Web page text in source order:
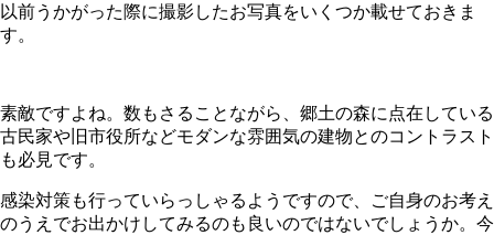
以前うかがった際に撮影したお写真をいくつか載せておきま
す。
素敵ですよね。数もさることながら、郷土の森に点在している
古民家や旧市役所などモダンな雰囲気の建物とのコントラスト
も必見です。
感染対策も行っていらっしゃるようですので、ご自身のお考え
のうえでお出かけしてみるのも良いのではないでしょうか。今